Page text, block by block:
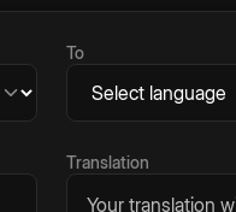
To
Translation
Your translation